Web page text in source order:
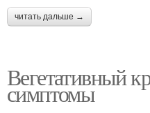
читать дальше →
Вегетативный
симптомы